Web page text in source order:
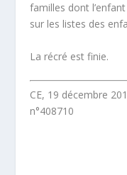
familles dont
sur les listes des
La récré est finie.
CE, 19 décembre
n°408710